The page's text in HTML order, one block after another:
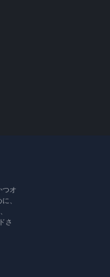
オ
、
さ